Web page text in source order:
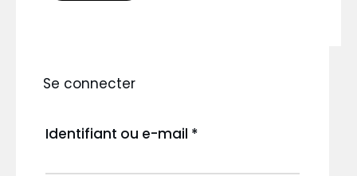
Se connecter
Identifiant ou e-mail *